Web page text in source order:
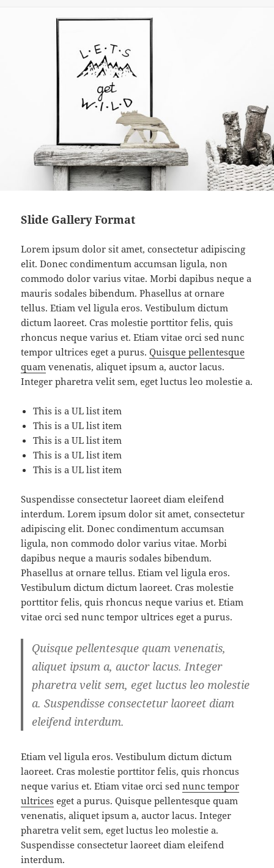
Slide Gallery Format
Lorem ipsum dolor sit amet, consectetur adipiscing
elit. Donec condimentum accumsan ligula, non
commodo dolor varius vitae. Morbi dapibus neque a
mauris sodales bibendum. Phasellus at ornare
tellus. Etiam vel ligula eros. Vestibulum dictum
dictum laoreet. Cras molestie porttitor felis, quis
rhoncus neque varius et. Etiam vitae orci sed nunc
tempor ultrices eget a purus.Quisque pellentesque
quam venenatis, aliquet ipsum a, auctor lacus.
Integer pharetra velit sem, eget luctus leo molestie a.
This is a UL list item
This is a UL list item
This is a UL list item
This is a UL list item
This is a UL list item
Suspendisse consectetur laoreet diam eleifend
interdum. Lorem ipsum dolor sit amet, consectetur
adipiscing elit. Donec condimentum accumsan
ligula, non commodo dolor varius vitae. Morbi
dapibus neque a mauris sodales bibendum.
Phasellus at ornare tellus. Etiam vel ligula eros.
Vestibulum dictum dictum laoreet. Cras molestie
porttitor felis, quis rhoncus neque varius et. Etiam
vitae orci sed nunc tempor ultrices eget a purus.
Quisque pellentesque quam venenatis,
aliquet ipsum a, auctor lacus. Integer
pharetra velit sem, eget luctus leo molestie
a. Suspendisse consectetur laoreet diam
eleifend interdum.
Etiam vel ligula eros. Vestibulum dictum dictum
laoreet. Cras molestie porttitor felis, quis rhoncus
neque varius et. Etiam vitae orci sednunc tempor
ultrices eget a purus. Quisque pellentesque quam
venenatis, aliquet ipsum a, auctor lacus. Integer
pharetra velit sem, eget luctus leo molestie a.
Suspendisse consectetur laoreet diam eleifend
interdum.